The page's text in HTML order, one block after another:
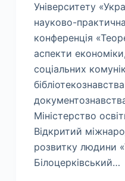
Університету
науково-
конференція
аспекти
соціальних
Міністерство
Відкритий
розвитку людини
Білоцерківський…